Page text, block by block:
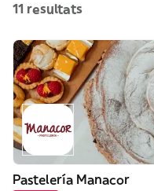
11 resultats
Pastelería Manacor